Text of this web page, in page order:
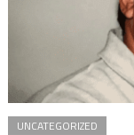
UNCATEGORIZED